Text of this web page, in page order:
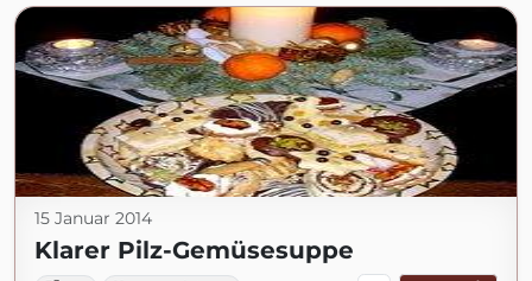
15 Januar 2014
Klarer Pilz-Gemüsesuppe